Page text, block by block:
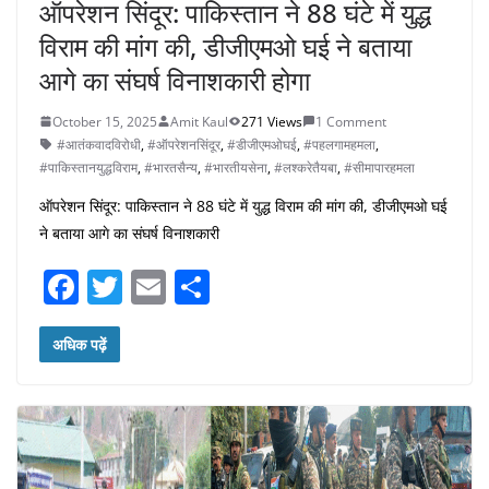
ऑपरेशन सिंदूर: पाकिस्तान ने 88 घंटे में युद्ध
विराम की मांग की, डीजीएमओ घई ने बताया
आगे का संघर्ष विनाशकारी होगा
October 15, 2025 Amit Kaul 271 Views
1 Comment
#आतंकवादविरोधी,#ऑपरेशनसिंदूर,#डीजीएमओघई,#पहलगामहमला,
#पाकिस्तानयुद्धविराम,#भारतसैन्य,#भारतीयसेना,#लश्करेतैयबा,#सीमापारहमला
ऑपरेशन सिंदूर: पाकिस्तान ने 88 घंटे में युद्ध विराम की मांग की, डीजीएमओ घई
ने बताया आगे का संघर्ष विनाशकारी
F
a
c
b
o
T E
अधिक पढ़ें